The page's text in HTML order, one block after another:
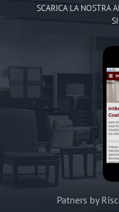
SCARICA LA NOSTRA
Patners by